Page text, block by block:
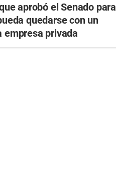
aprobó el Senado para
quedarse con un
empresa privada